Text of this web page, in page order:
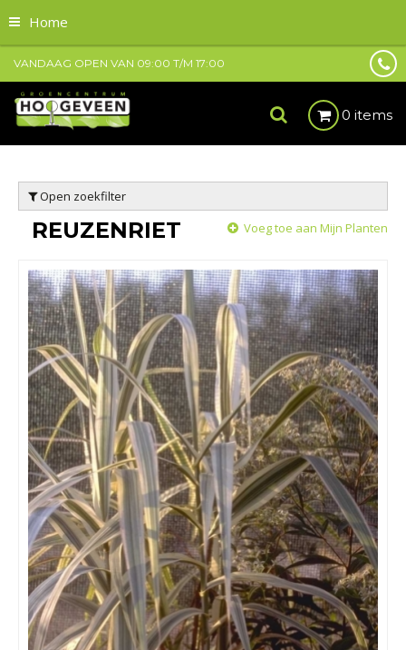
Home
VANDAAG OPEN VAN 09:00 T/M 17:00
0 items
Open zoekfilter
REUZENRIET Voeg toe aan Mijn Planten